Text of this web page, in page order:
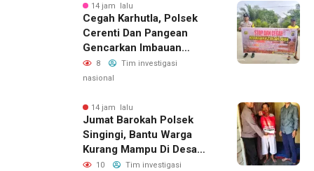
14 jam lalu
Cegah Karhutla, Polsek
Cerenti Dan Pangean
Gencarkan Imbauan
Kepada Masyarakat
8
Tim investigasi
nasional
14 jam lalu
Jumat Barokah Polsek
Singingi, Bantu Warga
Kurang Mampu Di Desa
Sungai Kuning
10
Tim investigasi